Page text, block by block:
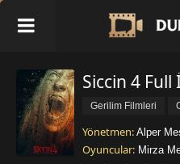
Siccin 4 Full
Gerilim Filmleri
Yönetmen: Alper
Oyuncular: Mirza